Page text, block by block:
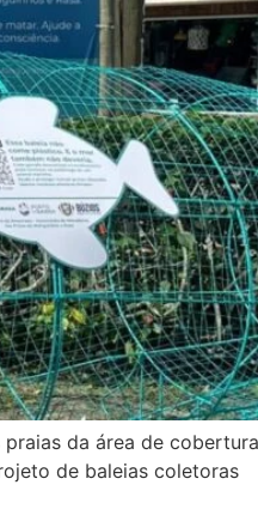
da área de cobertura
de baleias coletoras